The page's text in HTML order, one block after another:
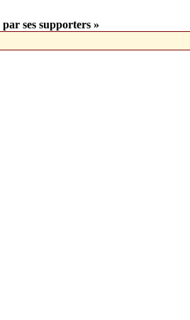
ses supporters »